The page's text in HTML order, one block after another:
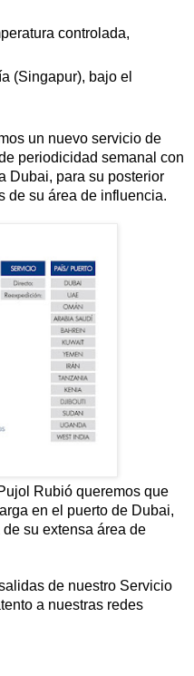
controlada,
(Singapur), bajo el
un nuevo servicio de
periodicidad semanal con
Dubai, para su posterior
de su área de influencia.
Rubió queremos que
en el puerto de Dubai,
su extensa área de
de nuestro Servicio
a nuestras redes